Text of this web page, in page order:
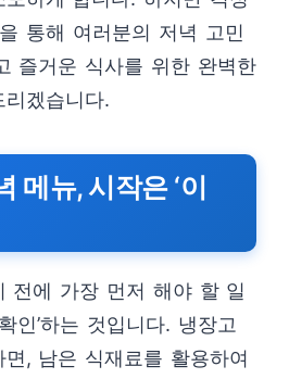
통해 여러분의 저녁 고민
즐거운 식사를 위한 완벽한
겠습니다.
메뉴, 시작은 ‘이
전에 가장 먼저 해야 할 일
인’하는 것입니다. 냉장고
, 남은 식재료를 활용하여